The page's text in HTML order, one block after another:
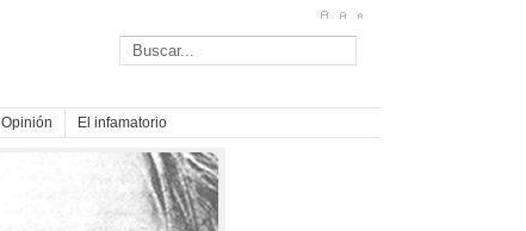
Opinión El infamatorio